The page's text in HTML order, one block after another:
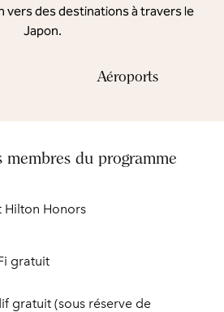
vers des destinations à travers le
Japon.
Aéroports
membres du programme
Hilton Honors
gratuit
gratuit (sous réserve de